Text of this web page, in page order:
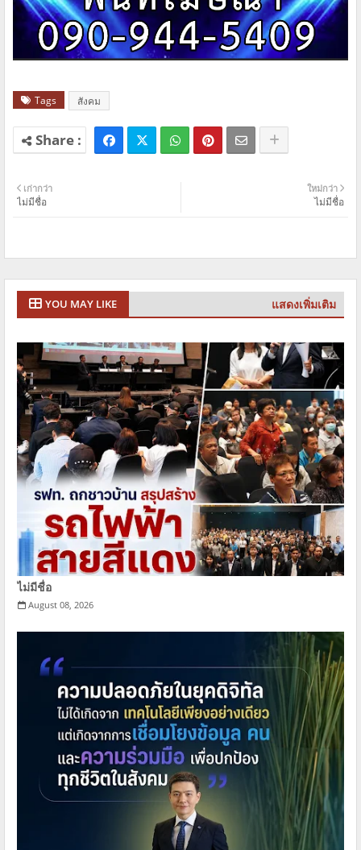
Tags สังคม
ใหม่กว่า
ไม่มีชื่อ
เก่ากว่า
ไม่มีชื่อ
YOU MAY LIKE แสดงเพิ่มเติม
ไม่มีชื่อ
August 08, 2026